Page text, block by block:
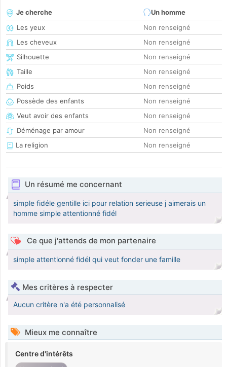
Je cherche
Un homme
Les yeux
Non renseigné
Les cheveux
Non renseigné
Silhouette
Non renseigné
Taille
Non renseigné
Poids
Non renseigné
Possède des enfants
Non renseigné
Veut avoir des enfants
Non renseigné
Déménage par amour
Non renseigné
La religion
Non renseigné
Un résumé me concernant
simple fidéle gentille ici pour relation serieuse j aimerais un
homme simple attentionné fidél
Ce que j'attends de mon partenaire
simple attentionné fidél qui veut fonder une famille
Mes critères à respecter
Aucun critère n'a été personnalisé
Mieux me connaître
Centre d'intérêts